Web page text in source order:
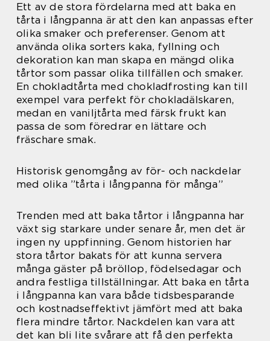
Ett av de stora fördelarna med att baka en
tårta i långpanna är att den kan anpassas efter
olika smaker och preferenser. Genom att
använda olika sorters kaka, fyllning och
dekoration kan man skapa en mängd olika
tårtor som passar olika tillfällen och smaker.
En chokladtårta med chokladfrosting kan till
exempel vara perfekt för chokladälskaren,
medan en vaniljtårta med färsk frukt kan
passa de som föredrar en lättare och
fräschare smak.
Historisk genomgång av för- och nackdelar
med olika ”tårta i långpanna för många”
Trenden med att baka tårtor i långpanna har
växt sig starkare under senare år, men det är
ingen ny uppfinning. Genom historien har
stora tårtor bakats för att kunna servera
många gäster på bröllop, födelsedagar och
andra festliga tillställningar. Att baka en tårta
i långpanna kan vara både tidsbesparande
och kostnadseffektivt jämfört med att baka
flera mindre tårtor. Nackdelen kan vara att
det kan bli lite svårare att få den perfekta